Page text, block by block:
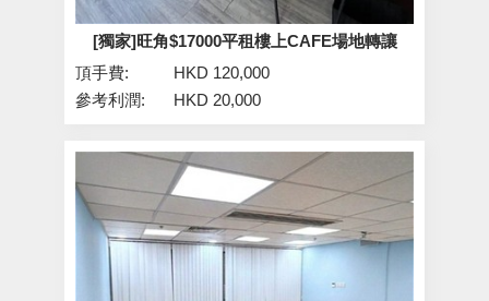
[獨家]旺角$17000平租樓上CAFE場地轉讓
頂手費:
HKD 120,000
參考利潤:
HKD 20,000